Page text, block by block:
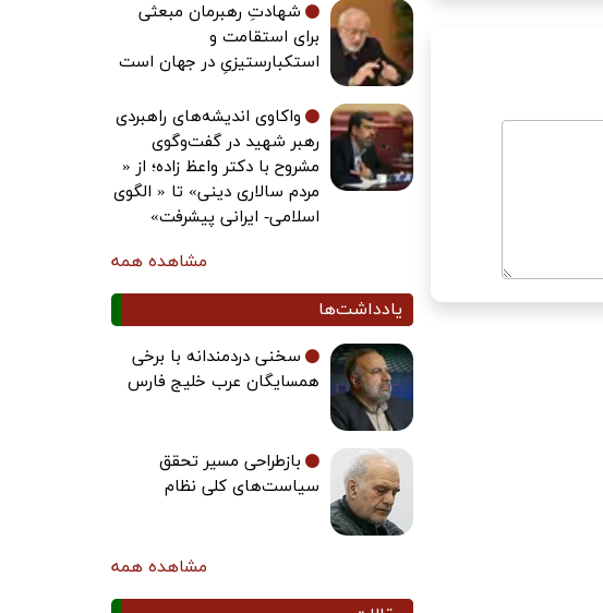
شهادتِ رهبرمان مبعثی
برای استقامت و
استکبارستیزیِ در جهان است
واکاوی اندیشه‌های راهبردی
رهبر شهید در گفت‌وگوی
مشروح با دکتر واعظ زاده؛ از «
مردم سالاری دینی» تا « الگوی
اسلامی- ایرانی پیشرفت»
مشاهده همه
یادداشت‌ها
سخنی دردمندانه با برخی
همسایگان عرب خلیج فارس
بازطراحی مسیر تحقق
سیاست‌های کلی نظام
مشاهده همه